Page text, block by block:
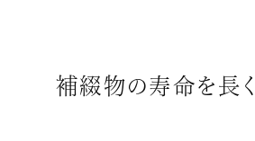
補綴物の寿命を長